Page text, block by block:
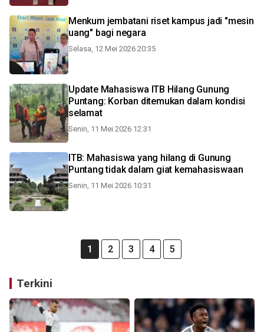
Menkum jembatani riset kampus jadi "mesin
uang" bagi negara
Selasa, 12 Mei 2026 20:35
Update Mahasiswa ITB Hilang Gunung
Puntang: Korban ditemukan dalam kondisi
selamat
Senin, 11 Mei 2026 12:31
ITB: Mahasiswa yang hilang di Gunung
Puntang tidak dalam giat kemahasiswaan
Senin, 11 Mei 2026 10:31
1 2 3 4 5
Terkini